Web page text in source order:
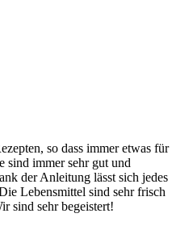
so dass immer etwas für
sind immer sehr gut und
der Anleitung lässt sich jedes
Lebensmittel sind sehr frisch
sind sehr begeistert!